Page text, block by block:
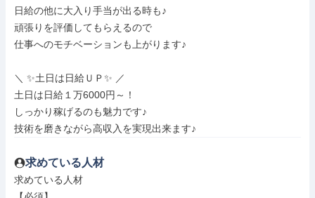
日給の他に大入り手当が出る時も♪
頑張りを評価してもらえるので
仕事へのモチベーションも上がります♪
＼ ✨土日は日給ＵＰ✨ ／
土日は日給１万6000円～！
しっかり稼げるのも魅力です♪
技術を磨きながら高収入を実現出来ます♪
求めている人材
求めている人材